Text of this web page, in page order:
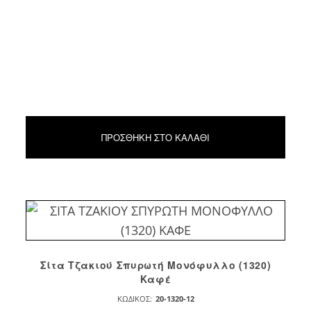
ΠΡΟΣΘΉΚΗ ΣΤΟ ΚΑΛΆΘΙ
Σίτα Τζακιού Σπυρωτή Μονόφυλλο (1320)
Καφέ
ΚΩΔΙΚΌΣ: 20-1320-12